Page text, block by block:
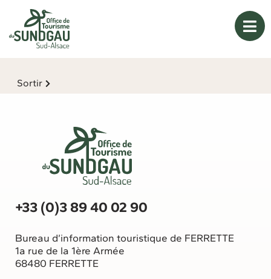
Sortir
+33 (0)3 89 40 02 90
Bureau d’information touristique de FERRETTE
1a rue de la 1ère Armée
68480 FERRETTE
Panneau de gestion des cookies